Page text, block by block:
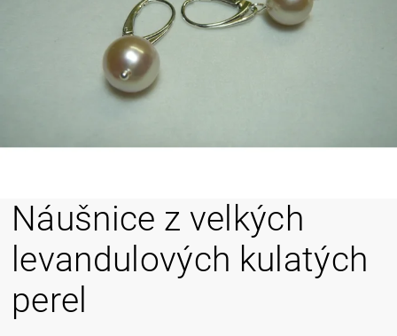
Náušnice z velkých
levandulových kulatých
perel